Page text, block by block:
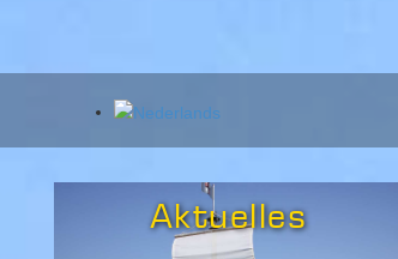
Aktuelles